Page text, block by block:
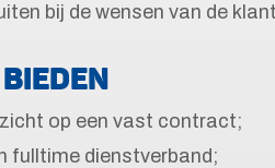
bij de wensen van de
op een vast contract;
fulltime dienstverband;